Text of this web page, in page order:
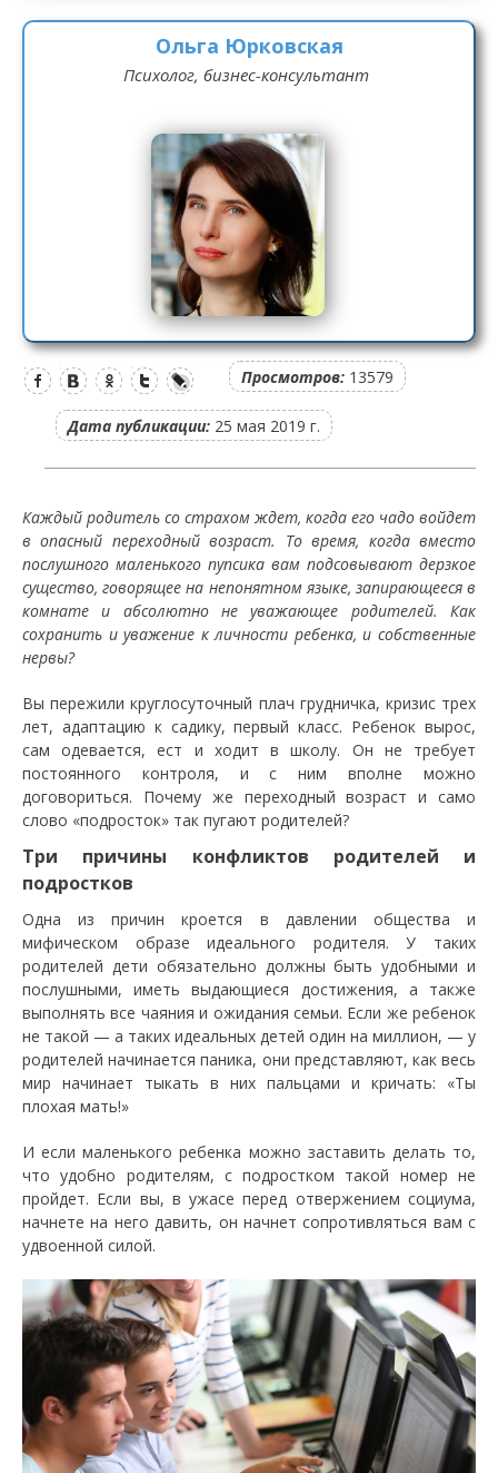
Ольга Юрковская
Психолог, бизнес-консультант
Просмотров: 13579
Дата публикации: 25 мая 2019 г.
Каждый родитель со страхом ждет, когда его чадо войдет
в опасный переходный возраст. То время, когда вместо
послушного маленького пупсика вам подсовывают дерзкое
существо, говорящее на непонятном языке, запирающееся в
комнате и абсолютно не уважающее родителей. Как
сохранить и уважение к личности ребенка, и собственные
нервы?
Вы пережили круглосуточный плач грудничка, кризис трех
лет, адаптацию к садику, первый класс. Ребенок вырос,
сам одевается, ест и ходит в школу. Он не требует
постоянного контроля, и с ним вполне можно
договориться. Почему же переходный возраст и само
слово «подросток» так пугают родителей?
Три причины конфликтов родителей и
подростков
Одна из причин кроется в давлении общества и
мифическом образе идеального родителя. У таких
родителей дети обязательно должны быть удобными и
послушными, иметь выдающиеся достижения, а также
выполнять все чаяния и ожидания семьи. Если же ребенок
не такой — а таких идеальных детей один на миллион, — у
родителей начинается паника, они представляют, как весь
мир начинает тыкать в них пальцами и кричать: «Ты
плохая мать!»
И если маленького ребенка можно заставить делать то,
что удобно родителям, с подростком такой номер не
пройдет. Если вы, в ужасе перед отвержением социума,
начнете на него давить, он начнет сопротивляться вам с
удвоенной силой.